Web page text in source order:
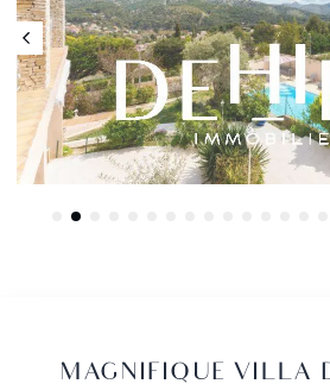
MAGNIFIQUE VILLA